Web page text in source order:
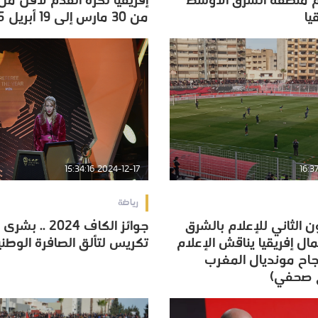
من 30 مارس إلى 19 أبريل 2025 (كاف)
من 30 مارس إلى 19 أبريل 2025 (كاف)
الثاني للإعلام بالشرق
إفريقيا يناقش الإعلام
مونديال المغرب
الثاني للإعلام بالشرق
إفريقيا يناقش الإعلام
مونديال المغرب
2024-12-17 15:34:16
رياضة
جوائز الكاف
تكريس لتألق الصافرةجوائز الكاف
تكريس لتألق الصافرة